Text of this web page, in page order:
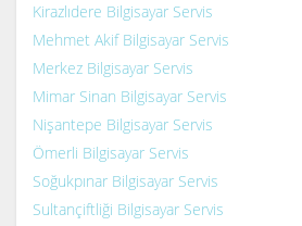
Kirazlıdere Bilgisayar Servis
Mehmet Akif Bilgisayar Servis
Merkez Bilgisayar Servis
Mimar Sinan Bilgisayar Servis
Nişantepe Bilgisayar Servis
Ömerli Bilgisayar Servis
Soğukpınar Bilgisayar Servis
Sultançiftliği Bilgisayar Servis